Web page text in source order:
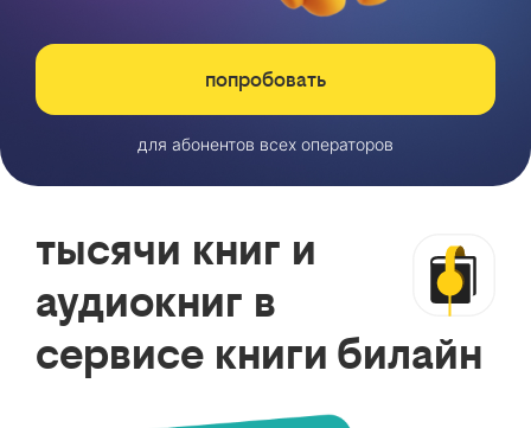
попробовать
для абонентов всех операторов
тысячи книг и
аудиокниг в
сервисе книги билайн